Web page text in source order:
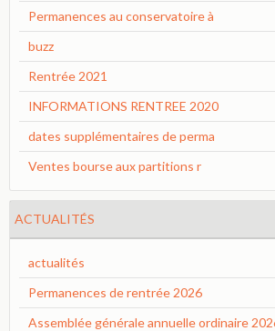
Permanences au conservatoire à
buzz
Rentrée 2021
INFORMATIONS RENTREE 2020
dates supplémentaires de perma
Ventes bourse aux partitions r
ACTUALITÉS
actualités
Permanences de rentrée 2026
Assemblée générale annuelle ordinaire